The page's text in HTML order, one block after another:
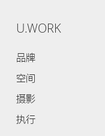
U.WORK
品牌
空间
摄影
执行